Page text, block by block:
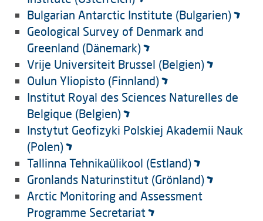
Bulgarian Antarctic Institute (Bulgarien)
Geological Survey of Denmark and
Greenland (Dänemark)
Vrije Universiteit Brussel (Belgien)
Oulun Yliopisto (Finnland)
Institut Royal des Sciences Naturelles de
Belgique (Belgien)
Instytut Geofizyki Polskiej Akademii Nauk
(Polen)
Tallinna Tehnikaülikool (Estland)
Gronlands Naturinstitut (Grönland)
Arctic Monitoring and Assessment
Programme Secretariat